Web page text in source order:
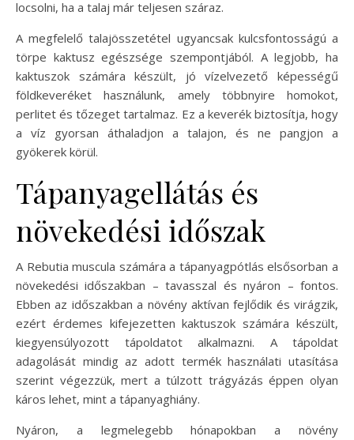
locsolni, ha a talaj már teljesen száraz.
A megfelelő talajösszetétel ugyancsak kulcsfontosságú a
törpe kaktusz egészsége szempontjából. A legjobb, ha
kaktuszok számára készült, jó vízelvezető képességű
földkeveréket használunk, amely többnyire homokot,
perlitet és tőzeget tartalmaz. Ez a keverék biztosítja, hogy
a víz gyorsan áthaladjon a talajon, és ne pangjon a
gyökerek körül.
Tápanyagellátás és
növekedési időszak
A Rebutia muscula számára a tápanyagpótlás elsősorban a
növekedési időszakban – tavasszal és nyáron – fontos.
Ebben az időszakban a növény aktívan fejlődik és virágzik,
ezért érdemes kifejezetten kaktuszok számára készült,
kiegyensúlyozott tápoldatot alkalmazni. A tápoldat
adagolását mindig az adott termék használati utasítása
szerint végezzük, mert a túlzott trágyázás éppen olyan
káros lehet, mint a tápanyaghiány.
Nyáron, a legmelegebb hónapokban a növény